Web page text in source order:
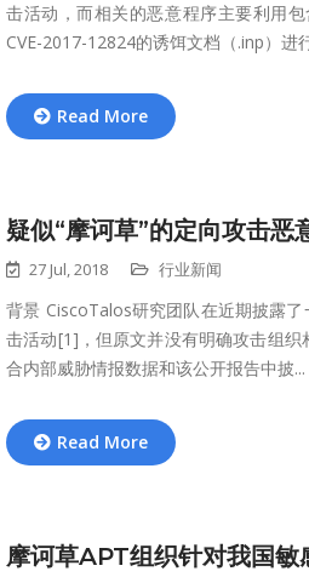
击活动，而相关的恶意程序主要利用
CVE-2017-12824的诱饵文档（.inp）进
Read More
疑似“摩诃草”的定向攻击恶
27 Jul, 2018 行业新闻
背景 CiscoTalos研究团队在近期披露
击活动[1]，但原文并没有明确攻击组
合内部威胁情报数据和该公开报告中披...
Read More
摩诃草APT组织针对我国敏